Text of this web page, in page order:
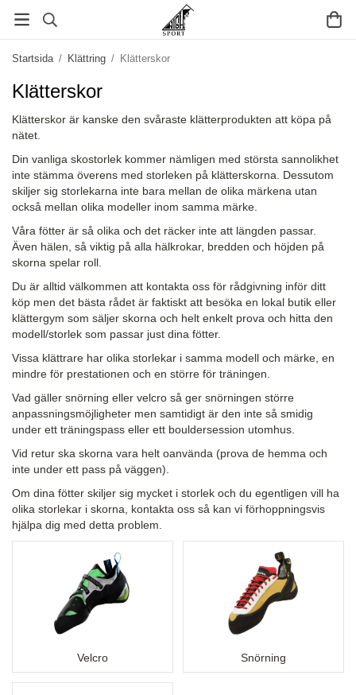
Startsida / Klättring / Klätterskor
Klätterskor
Klätterskor är kanske den svåraste klätterprodukten att köpa på
nätet.
Din vanliga skostorlek kommer nämligen med största sannolikhet
inte stämma överens med storleken på klätterskorna. Dessutom
skiljer sig storlekarna inte bara mellan de olika märkena utan
också mellan olika modeller inom samma märke.
Våra fötter är så olika och det räcker inte att längden passar.
Även hälen, så viktig på alla hälkrokar, bredden och höjden på
skorna spelar roll.
Du är alltid välkommen att kontakta oss för rådgivning inför ditt
köp men det bästa rådet är faktiskt att besöka en lokal butik eller
klättergym som säljer skorna och helt enkelt prova och hitta den
modell/storlek som passar just dina fötter.
Vissa klättrare har olika storlekar i samma modell och märke, en
mindre för prestationen och en större för träningen.
Vad gäller snörning eller velcro så ger snörningen större
anpassningsmöjligheter men samtidigt är den inte så smidig
under ett träningspass eller ett bouldersession utomhus.
Vid retur ska skorna vara helt oanvända (prova de hemma och
inte under ett pass på väggen).
Om dina fötter skiljer sig mycket i storlek och du egentligen vill ha
olika storlekar i skorna, kontakta oss så kan vi förhoppningsvis
hjälpa dig med detta problem.
Velcro Snörning